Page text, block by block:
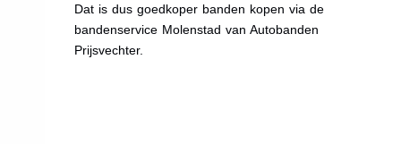
Dat is dus goedkoper banden kopen via de
bandenservice Molenstad van Autobanden
Prijsvechter.